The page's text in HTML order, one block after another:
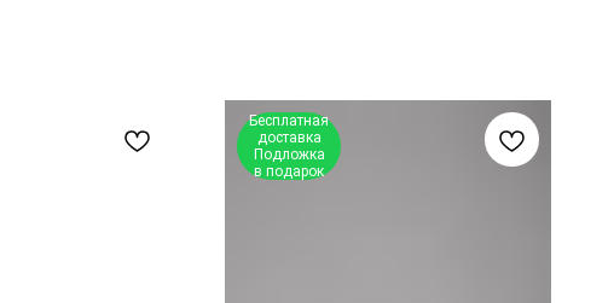
Бесплатная
доставка
Подложка
в подарок